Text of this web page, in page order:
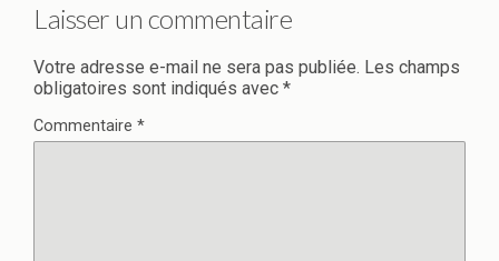
Laisser un commentaire
Votre adresse e-mail ne sera pas publiée. Les champs
obligatoires sont indiqués avec *
Commentaire *